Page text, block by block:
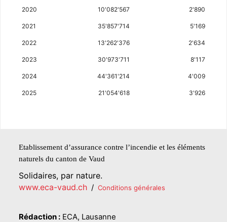
2020 10'082'567 2'890
2021 35'857'714 5'169
2022 13'262'376 2'634
2023 30'973'711 8'117
2024 44'361'214 4'009
2025 21'054'618 3'926
Etablissement d’assurance contre l’incendie et les éléments
naturels du canton de Vaud
Solidaires, par nature.
www.eca-vaud.ch / Conditions générales
Rédaction : ECA, Lausanne